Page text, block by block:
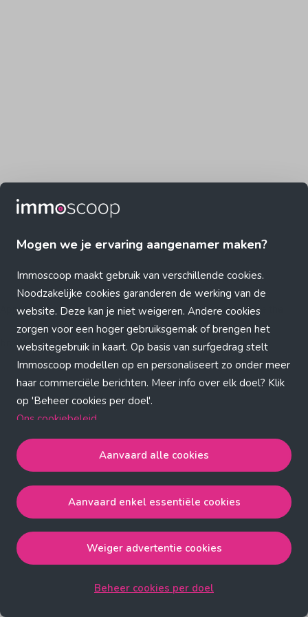
Mogen we je ervaring aangenamer maken?
Immoscoop maakt gebruik van verschillende cookies.
Noodzakelijke cookies garanderen de werking van de
website. Deze kan je niet weigeren. Andere cookies
zorgen voor een hoger gebruiksgemak of brengen het
websitegebruik in kaart. Op basis van surfgedrag stelt
Immoscoop modellen op en personaliseert zo onder meer
haar commerciële berichten. Meer info over elk doel? Klik
op 'Beheer cookies per doel'.
Ons cookiebeleid
Aanvaard alle cookiesgaat akkoord met de strict
noodzakelijke, analytische, functionele en advertentie
cookies.
de strict noodzakelijke cookies.
Weiger advertentie cookiesgaat akkoord met de strict
Aanvaard alle cookies
Aanvaard enkel essentiële cookies
Weiger advertentie cookies
Beheer cookies per doel
Application error: a client-side exception has occurred (see the
browser console for more information)